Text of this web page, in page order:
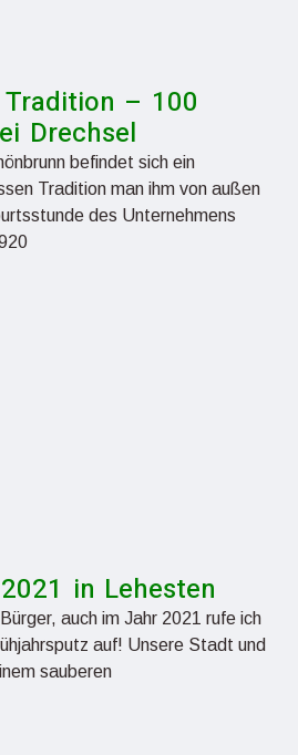
– 100
Drechsel
befindet sich ein
Tradition man ihm von außen
des Unternehmens
in Lehesten
auch im Jahr 2021 rufe ich
auf! Unsere Stadt und
sauberen